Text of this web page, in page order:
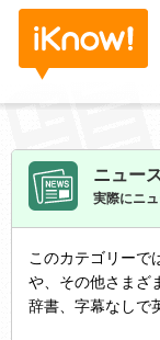
ニュー
実際にニ
このカテゴリーで
や、その他さまざ
辞書、字幕なしで